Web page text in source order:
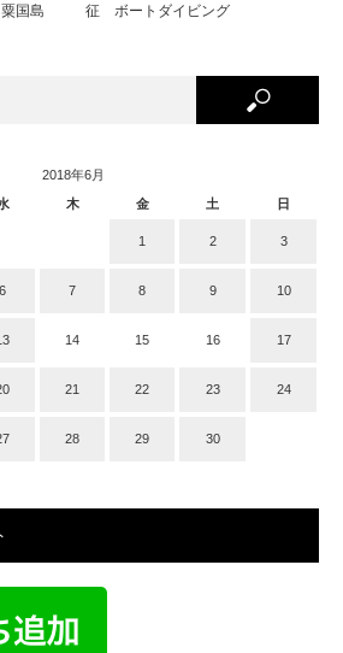
国島
征 ボートダイビング
2018年6月
木 金 土 日
1 2 3
6 7 8 9 10
14 15 16 17
21 22 23 24
28 29 30